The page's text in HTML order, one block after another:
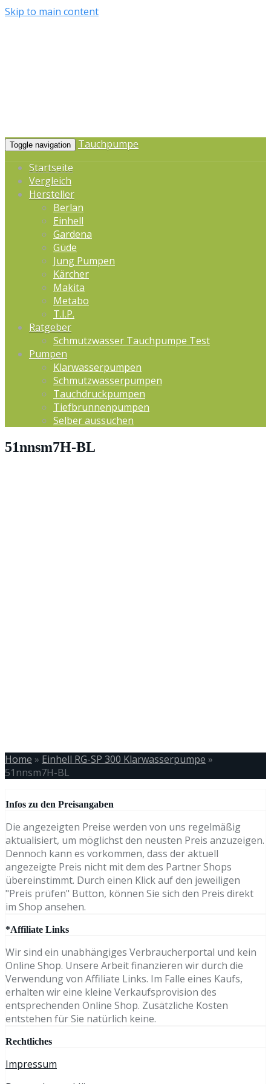
Skip to main content
Toggle navigation
Tauchpumpe
Startseite
Vergleich
Hersteller
Berlan
Einhell
Gardena
Güde
Jung Pumpen
Kärcher
Makita
Metabo
T.I.P.
Ratgeber
Schmutzwasser Tauchpumpe Test
Pumpen
Klarwasserpumpen
Schmutzwasserpumpen
Tauchdruckpumpen
Tiefbrunnenpumpen
Selber aussuchen
51nnsm7H-BL
Home » Einhell RG-SP 300 Klarwasserpumpe »
51nnsm7H-BL
Infos zu den Preisangaben
Die angezeigten Preise werden von uns regelmäßig
aktualisiert, um möglichst den neusten Preis anzuzeigen.
Dennoch kann es vorkommen, dass der aktuell
angezeigte Preis nicht mit dem des Partner Shops
übereinstimmt. Durch einen Klick auf den jeweiligen
"Preis prüfen" Button, können Sie sich den Preis direkt
im Shop ansehen.
*Affiliate Links
Wir sind ein unabhängiges Verbraucherportal und kein
Online Shop. Unsere Arbeit finanzieren wir durch die
Verwendung von Affiliate Links. Im Falle eines Kaufs,
erhalten wir eine kleine Verkaufsprovision des
entsprechenden Online Shop. Zusätzliche Kosten
entstehen für Sie natürlich keine.
Rechtliches
Impressum